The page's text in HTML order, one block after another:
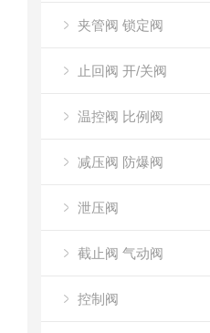
夹管阀 锁定阀
止回阀 开/关阀
温控阀 比例阀
减压阀 防爆阀
泄压阀
截止阀 气动阀
控制阀